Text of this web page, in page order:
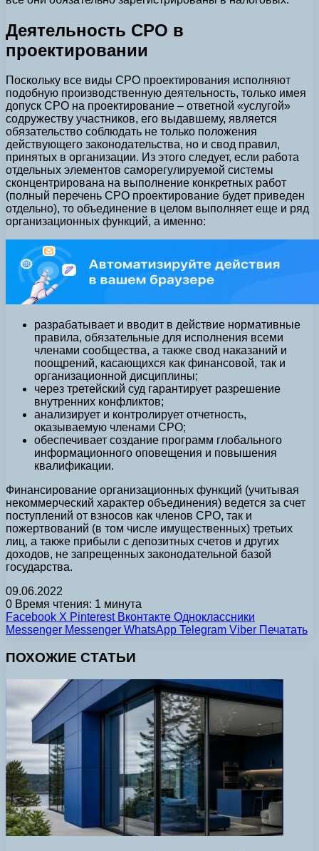
Деятельность СРО в
проектировании
Поскольку все виды СРО проектирования исполняют
подобную производственную деятельность, только имея
допуск СРО на проектирование – ответной «услугой»
содружеству участников, его выдавшему, является
обязательство соблюдать не только положения
действующего законодательства, но и свод правил,
принятых в организации. Из этого следует, если работа
отдельных элементов саморегулируемой системы
сконцентрирована на выполнение конкретных работ
(полный перечень СРО проектирование будет приведен
отдельно), то объединение в целом выполняет еще и ряд
организационных функций, а именно:
разрабатывает и вводит в действие нормативные
правила, обязательные для исполнения всеми
членами сообщества, а также свод наказаний и
поощрений, касающихся как финансовой, так и
организационной дисциплины;
через третейский суд гарантирует разрешение
внутренних конфликтов;
анализирует и контролирует отчетность,
оказываемую членами СРО;
обеспечивает создание программ глобального
информационного оповещения и повышения
квалификации.
Финансирование организационных функций (учитывая
некоммерческий характер объединения) ведется за счет
поступлений от взносов как членов СРО, так и
пожертвований (в том числе имущественных) третьих
лиц, а также прибыли с депозитных счетов и других
доходов, не запрещенных законодательной базой
государства.
09.06.2022
0 Время чтения: 1 минута
Facebook X Pinterest Вконтакте Одноклассники
Messenger Messenger WhatsApp Telegram Viber Печатать
ПОХОЖИЕ СТАТЬИ